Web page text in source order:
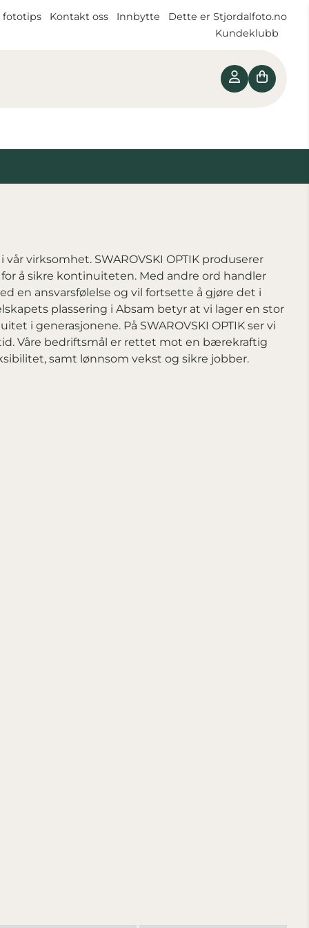
fototips Kontakt oss Innbytte
Dette er Stjordalfoto.no
Kundeklubb
virksomhet. SWAROVSKI OPTIK produserer
å sikre kontinuiteten. Med andre ord handler
en ansvarsfølelse og vil fortsette å gjøre det i
plassering i Absam betyr at vi lager en stor
i generasjonene. På SWAROVSKI OPTIK ser vi
Våre bedriftsmål er rettet mot en bærekraftig
samt lønnsom vekst og sikre jobber.